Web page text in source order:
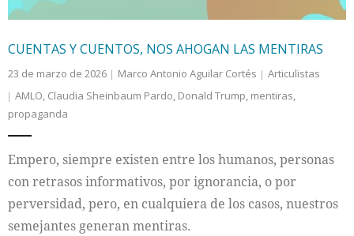
CUENTAS Y CUENTOS, NOS AHOGAN LAS MENTIRAS
23 de marzo de 2026 Marco Antonio Aguilar Cortés
Articulistas
AMLO, Claudia Sheinbaum Pardo, Donald Trump, mentiras,
propaganda
Empero, siempre existen entre los humanos, personas
con retrasos informativos, por ignorancia, o por
perversidad, pero, en cualquiera de los casos, nuestros
semejantes generan mentiras.